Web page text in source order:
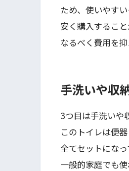
ため、使いやすい
安く購入するこ
なるべく費用を
手洗いや収
3つ目は手洗いや
このトイレは便
全てセットにな
一般的家庭でも